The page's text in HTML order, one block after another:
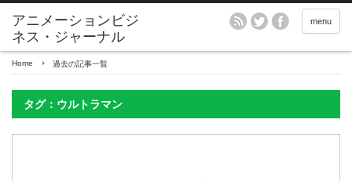
アニメーションビジ
ネス・ジャーナル
menu
Home 過去の記事一覧
タグ：ウルトラマン